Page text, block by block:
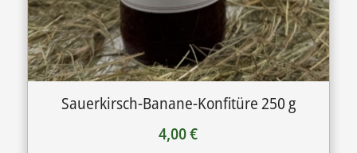
Sauerkirsch-Banane-Konfitüre 250 g
4,00€